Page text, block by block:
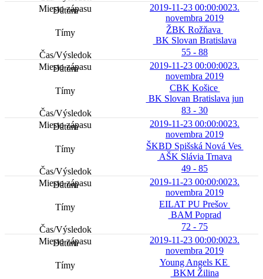
2019-11-23 00:00:0023.
novembra 2019
ŽBK Rožňava
BK Slovan Bratislava
55 - 88
2019-11-23 00:00:0023.
novembra 2019
CBK Košice
BK Slovan Bratislava jun
83 - 30
2019-11-23 00:00:0023.
novembra 2019
ŠKBD Spišská Nová Ves
AŠK Slávia Trnava
49 - 85
2019-11-23 00:00:0023.
novembra 2019
EILAT PU Prešov
BAM Poprad
72 - 75
2019-11-23 00:00:0023.
novembra 2019
Young Angels KE
BKM Žilina